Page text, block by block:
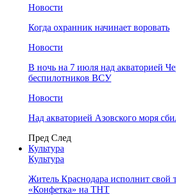
Новости
Когда охранник начинает воровать
Новости
В ночь на 7 июля над акваторией
беспилотников ВСУ
Новости
Над акваторией Азовского моря
Пред След
Культура
Культура
Житель Краснодара исполнит свой
«Конфетка» на ТНТ